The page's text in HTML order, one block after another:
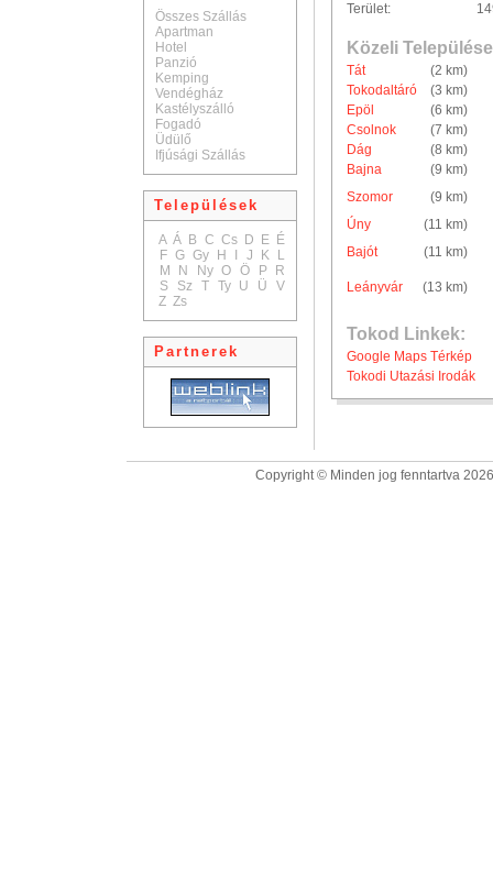
Összes Szállás
Apartman
Hotel
Panzió
Kemping
Vendégház
Kastélyszálló
Fogadó
Üdülő
Ifjúsági Szállás
Települések
A Á B C Cs D E É
F G Gy H J K
L
M
N Ny O Ö P
R
S
Sz T Ty U Ü
V
Z Zs
Partnerek
Terület:
Közeli
Tát
(2 km)
Tokodaltáró
(3 km)
Epöl
(6 km)
Csolnok
(7 km)
Dág
(8 km)
Bajna
(9 km)
Szomor
(9 km)
Úny
(11 km)
Bajót
(11 km)
Leányvár (13 km)
Tokod Linkek:
Google Maps Térkép
Tokodi Utazási Irodák
Copyright © Minden jog fenntartva